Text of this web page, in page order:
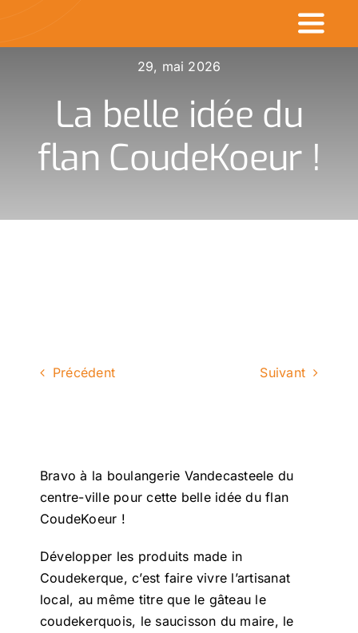
Commerçants en
Made in CDK
Actualités
29, mai 2026
La belle idée du
flan CoudeKoeur !
Précédent Suivant
Bravo à la boulangerie Vandecasteele du
centre-ville pour cette belle idée du flan
CoudeKoeur !
Développer les produits made in
Coudekerque, c’est faire vivre l’artisanat
local, au même titre que le gâteau le
coudekerquois, le saucisson du maire, le